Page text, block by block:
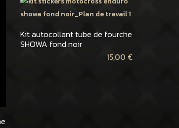
Kit autocollant tube de fourche
SHOWA fond noir
15,00 €